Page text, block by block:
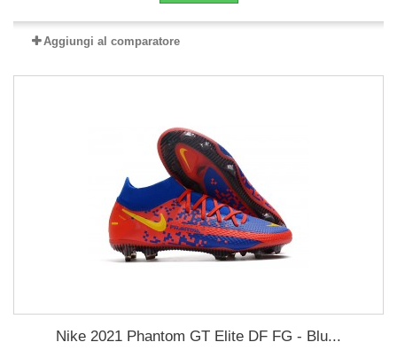
Aggiungi al comparatore
Nike 2021 Phantom GT Elite DF FG - Blu...